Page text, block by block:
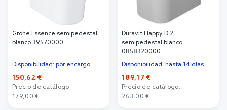
Grohe Essence semipedestal
blanco 39570000
Disponibilidad: por encargo
150,62 €
Precio de catálogo:
179,00 €
Duravit Happy D.2
semipedestal blanco
0858320000
Disponibilidad: hasta 14 días
189,17 €
Precio de catálogo:
263,00 €